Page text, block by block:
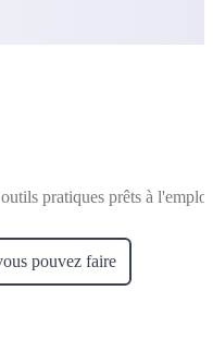
pratiques prêts à
pouvez faire